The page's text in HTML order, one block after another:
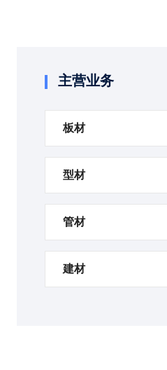
主营业务
板材
型材
管材
建材